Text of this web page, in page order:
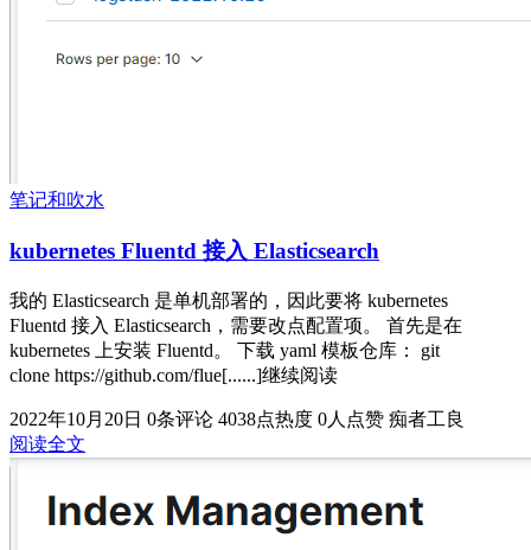
笔记和吹水
kubernetes Fluentd 接入 Elasticsearch
我的 Elasticsearch 是单机部署的，因此要将 kubernetes
Fluentd 接入 Elasticsearch，需要改点配置项。 首先是在
kubernetes 上安装 Fluentd。 下载 yaml 模板仓库： git
clone https://github.com/flue[......]继续阅读
2022年10月20日 0条评论 4038点热度 0人点赞 痴者工良
阅读全文